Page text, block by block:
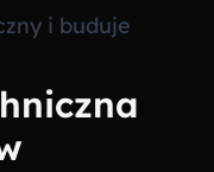
i buduje